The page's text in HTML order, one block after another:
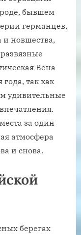
бывшем
германцев,
и новшества,
Вена
так как
удивительные
за один
атмосфера
и снова.
берегах